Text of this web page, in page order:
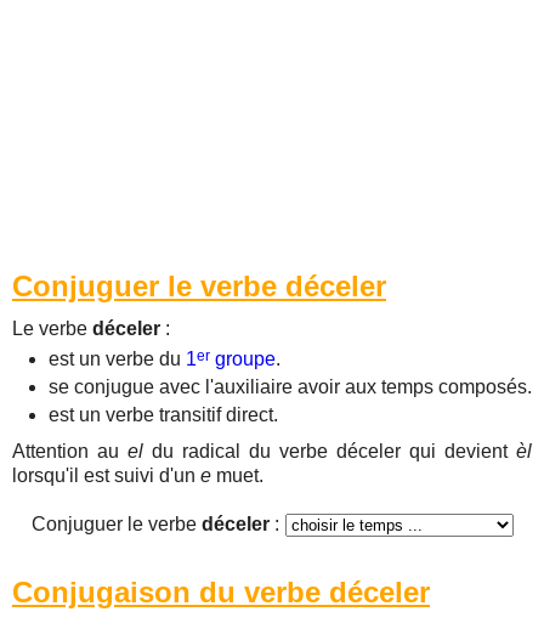
Conjuguer le verbe déceler
Le verbe déceler :
est un verbe du 1er groupe.
se conjugue avec l'auxiliaire avoir aux temps composés.
est un verbe transitif direct.
Attention au el du radical du verbe déceler qui devient èl
lorsqu'il est suivi d'un e muet.
Conjuguer le verbe déceler:
Conjugaison du verbe déceler